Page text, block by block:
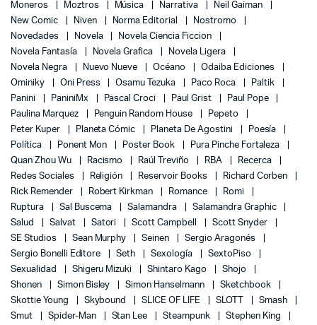
Moneros
Moztros Música Narrativa
Neil Gaiman
New Comic
Niven Norma Editorial
Nostromo
Novedades
Novela
Novela Ciencia Ficcion
Novela Fantasía
Novela Grafica
Novela Ligera
Novela Negra
Nuevo Nueve Océano
Odaiba Ediciones
Ominiky
Oni Press Osamu Tezuka Paco Roca
Paltik
Panini
PaniniMx Pascal Croci Paul Grist
Paul Pope
Paulina Marquez
Penguin Random House
Pepeto
Peter Kuper
Planeta Cómic Planeta De Agostini
Poesía
Política
Ponent Mon Poster Book
Pura Pinche Fortaleza
Quan Zhou Wu
Racismo Raúl Treviño RBA
Recerca
Redes Sociales
Religión Reservoir Books
Richard Corben
Rick Remender
Robert Kirkman Romance
Romi
Ruptura
Sal Buscema Salamandra
Salamandra Graphic
Salud
Salvat Satori Scott Campbell
Scott Snyder
SE Studios
Sean Murphy Seinen
Sergio Aragonés
Sergio Bonelli Editore
Seth Sexología
SextoPiso
Sexualidad
Shigeru Mizuki Shintaro Kago
Shojo
Shonen
Simon Bisley Simon Hanselmann
Sketchbook
Skottie Young
Skybound SLICE OF LIFE SLOTT
Smash
Smut
Spider-Man Stan Lee Steampunk Stephen King